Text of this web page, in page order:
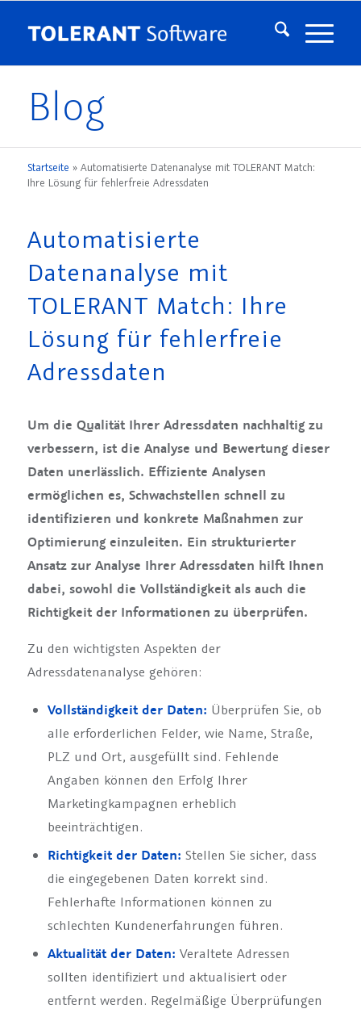
Blog
Startseite » Automatisierte Datenanalyse mit TOLERANT Match:
Ihre Lösung für fehlerfreie Adressdaten
Automatisierte
Datenanalyse mit
TOLERANT Match: Ihre
Lösung für fehlerfreie
Adressdaten
Um die Qualität Ihrer Adressdaten nachhaltig zu
verbessern, ist die Analyse und Bewertung dieser
Daten unerlässlich. Effiziente Analysen
ermöglichen es, Schwachstellen schnell zu
identifizieren und konkrete Maßnahmen zur
Optimierung einzuleiten. Ein strukturierter
Ansatz zur Analyse Ihrer Adressdaten hilft Ihnen
dabei, sowohl die Vollständigkeit als auch die
Richtigkeit der Informationen zu überprüfen.
Zu den wichtigsten Aspekten der
Adressdatenanalyse gehören:
Vollständigkeit der Daten: Überprüfen Sie, ob
alle erforderlichen Felder, wie Name, Straße,
PLZ und Ort, ausgefüllt sind. Fehlende
Angaben können den Erfolg Ihrer
Marketingkampagnen erheblich
beeinträchtigen.
Richtigkeit der Daten: Stellen Sie sicher, dass
die eingegebenen Daten korrekt sind.
Fehlerhafte Informationen können zu
schlechten Kundenerfahrungen führen.
Aktualität der Daten: Veraltete Adressen
sollten identifiziert und aktualisiert oder
entfernt werden. Regelmäßige Überprüfungen